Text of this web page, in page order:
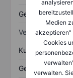
Medien
akzeptieren"
Cookies
verwalten.
Gesamtschulden
Verhältnisse
Kurs/Umsatz
Gewinn je Aktie